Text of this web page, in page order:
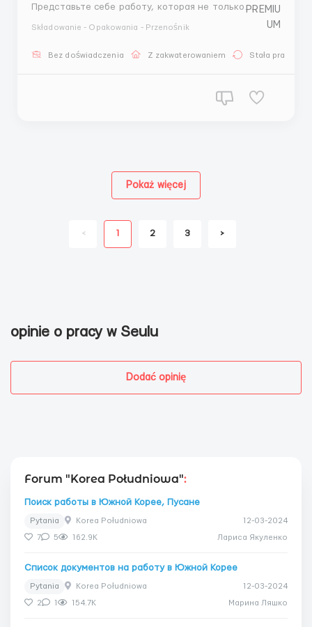
Представьте себе работу, которая не только
позволяет вам зарабатывать, но и окунуться в
эксклюзивными коллекциями Dolce & Gabbana! Мы
Składowanie - Opakowania - Przenośnik
Bez doświadczenia Z zakwaterowaniem Stała praca
< 1 2 3 >
Pokaż więcej
opinie o pracy w Seulu
Dodać opinię
Forum "Korea Południowa":
Поиск работы в Южной Корее, Пусане
Pytania Korea Południowa 12-03-2024
7 5 162.9K Лариса Якуленко
Список документов на работу в Южной Корее
Pytania Korea Południowa 12-03-2024
2 1 154.7K Марина Ляшко